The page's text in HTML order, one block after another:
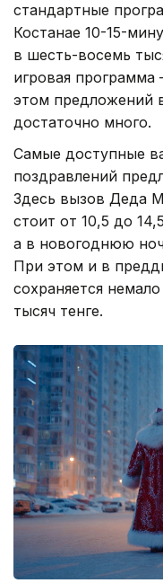
стандартные
Костанае 10-15-
в шесть-восемь
игровая
этом предложений
достаточно много.
Самые доступные
поздравлений
Здесь вызов Деда
стоит от 10,5 до
а в новогоднюю
При этом и в
сохраняется
тысяч тенге.